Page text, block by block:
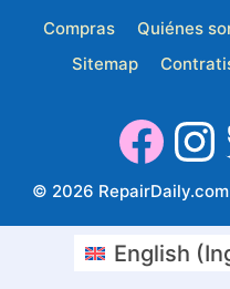
Compras Quiénes
Sitemap
© 2026 RepairDaily.com
English (